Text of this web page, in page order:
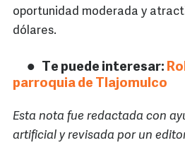
oportunidad moderada y
dólares.
Te puede interesar:
parroquia de Tlajomulco
Esta nota fue redactada con
artificial y revisada por un